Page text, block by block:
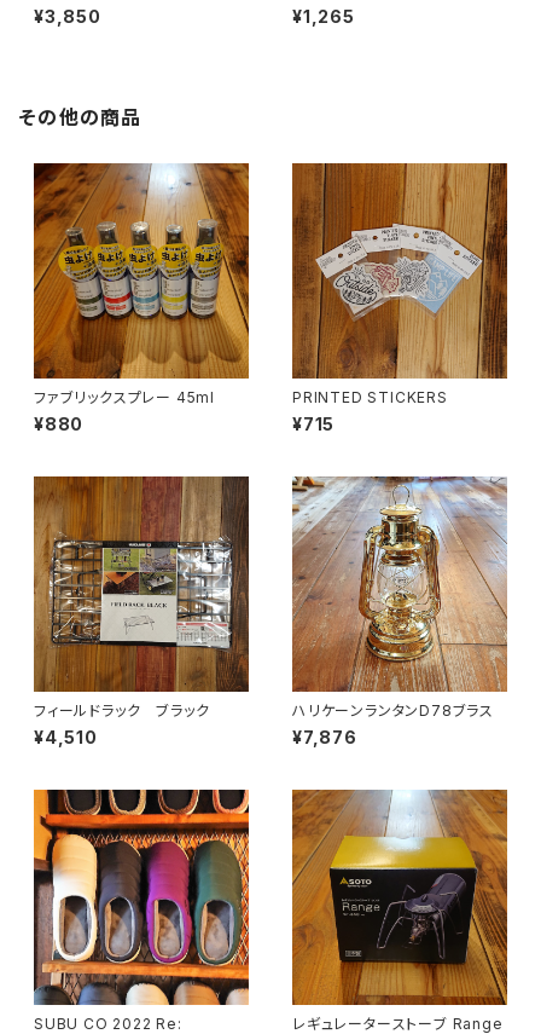
¥3,850 ¥1,265
その他の商品
ファブリックスプレー 45ml
¥880
PRINTED STICKERS
¥715
フィールドラック ブラック
¥4,510
ハリケーンランタンD78ブラス
¥7,876
SUBU CO 2022 Re: レギュレーターストーブ Range